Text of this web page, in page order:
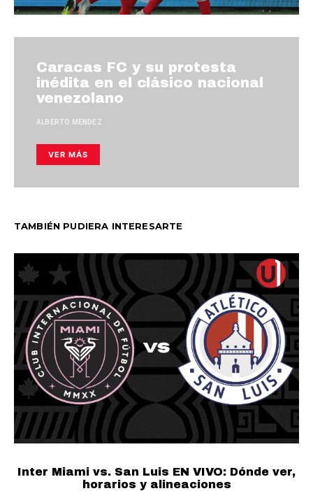
Caracas FC y su protesta
inédita en el clásico nacional
venezolano
ALBERTO MENDEZ
VER MÁS
TAMBIÉN PUDIERA INTERESARTE
Inter Miami vs. San Luis EN VIVO: Dónde ver,
horarios y alineaciones